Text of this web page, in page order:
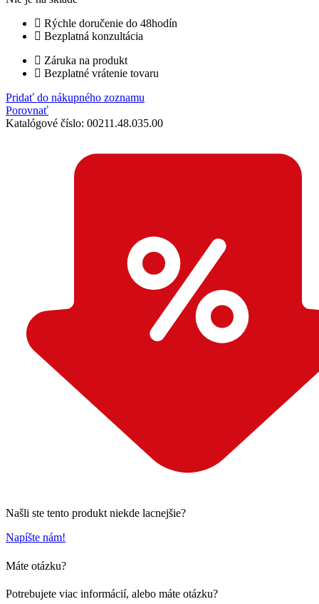
Rýchle doručenie do 48hodín
Bezplatná konzultácia
Záruka na produkt
Bezplatné vrátenie tovaru
Pridať do nákupného zoznamu
Porovnať
Katalógové číslo: 00211.48.035.00
Našli ste tento produkt niekde lacnejšie?
Napíšte nám!
Máte otázku?
Potrebujete viac informácií, alebo máte otázku?